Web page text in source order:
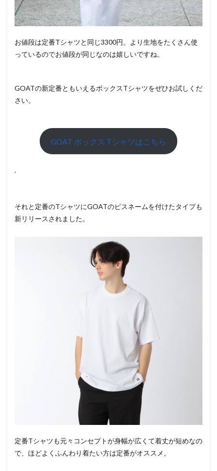
お値段は定番Tシャツと同じ3300円。より生地をたくさん使
っているのでお値段が同じなのは嬉しいですね。
GOATの新定番ともいえるボックスTシャツをぜひお試しくだ
さい。
GOAT ボックス Tシャツはこちら
.
それと定番のTシャツにGOATのピスネームを付けたタイプも
新リリースされました。
定番Tシャツも元々コンセプトが身幅が広くて着丈が短めなの
で、ほどよくふんわり着たい方は定番がオススメ。